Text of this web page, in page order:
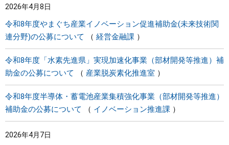
2026年4月8日
令和8年度やまぐち産業イノベーション促進補助金(未来技術関
連分野)の公募について
経営金融課
令和8年度「水素先進県」実現加速化事業（部材開発等推進）補
助金の公募について
産業脱炭素化推進室
令和8年度半導体・蓄電池産業集積強化事業（部材開発等推進）
補助金の公募について
イノベーション推進課
2026年4月7日